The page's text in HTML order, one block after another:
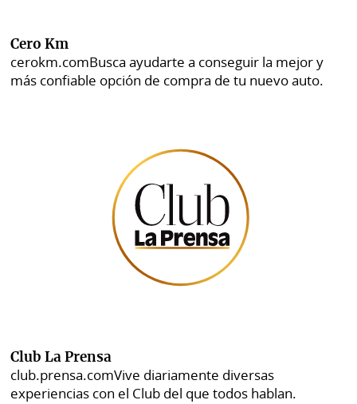
Cero Km
cerokm.comBusca ayudarte a conseguir la mejor y
más confiable opción de compra de tu nuevo auto.
Club La Prensa
club.prensa.comVive diariamente diversas
experiencias con el Club del que todos hablan.